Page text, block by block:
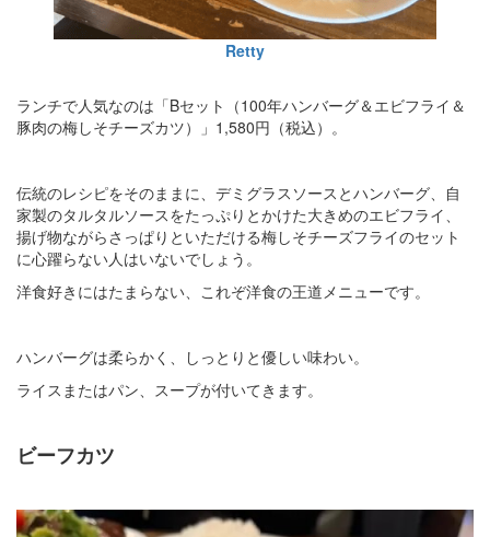
Retty
ランチで人気なのは「Bセット（100年ハンバーグ＆エビフライ＆
豚肉の梅しそチーズカツ）」1,580円（税込）。
伝統のレシピをそのままに、デミグラスソースとハンバーグ、自
家製のタルタルソースをたっぷりとかけた大きめのエビフライ、
揚げ物ながらさっぱりといただける梅しそチーズフライのセット
に心躍らない人はいないでしょう。
洋食好きにはたまらない、これぞ洋食の王道メニューです。
ハンバーグは柔らかく、しっとりと優しい味わい。
ライスまたはパン、スープが付いてきます。
ビーフカツ